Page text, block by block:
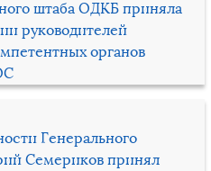
штаба ОДКБ приняла
руководителей
органов
Генерального
Семериков принял